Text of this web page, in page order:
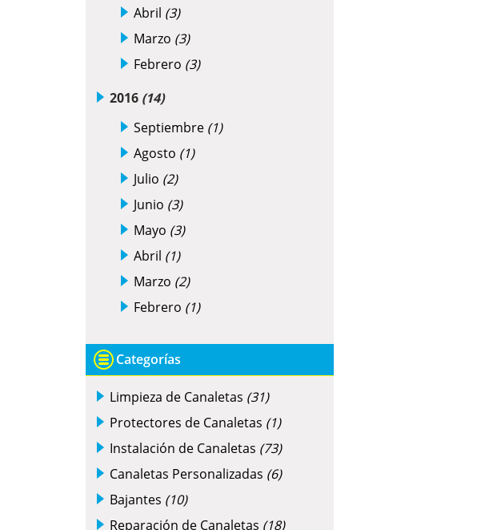
Abril (3)
Marzo (3)
Febrero (3)
2016 (14)
Septiembre (1)
Agosto (1)
Julio (2)
Junio (3)
Mayo (3)
Abril (1)
Marzo (2)
Febrero (1)
Categorías
Limpieza de Canaletas (31)
Protectores de Canaletas (1)
Instalación de Canaletas (73)
Canaletas Personalizadas (6)
Bajantes (10)
Reparación de Canaletas (18)